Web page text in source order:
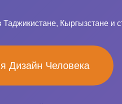
Кыргызстане и
Дизайн Человека